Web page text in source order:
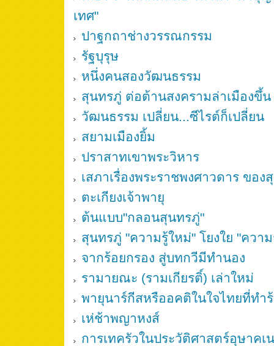
เทศ"
ปาฐกถาช่างวรรณกรรม
รัฐบุรุษ
หนึ่งคนสองวัฒนธรรม
สุนทรภู่ ต่อต้านสงครามล่าเมืองขึ้น
วัฒนธรรม เปลี่ยน...ซีไรต์ก็เปลี่ยน
สยามเมืองยิ้ม
ปราสาทเขาพระวิหาร
เสภาเรื่องพระราชพงศาวดาร ของ
ตะเกียงเจ้าพายุ
ต้นแบบ"กลอนสุนทรภู่"
สุนทรภู่ "ความรู้ใหม่" โยงใย "ความ
จากร้อยกรอง สู่บทกวีมีทำนอง
รามายณะ (รามเกียรติ์) เล่าใหม่
พายุนาร์กีสหรืออคติในใจไทยที่ทำ
เห่ช้าพญาหงส์
การเทครัวในประวัติศาสตร์อุษาคเ